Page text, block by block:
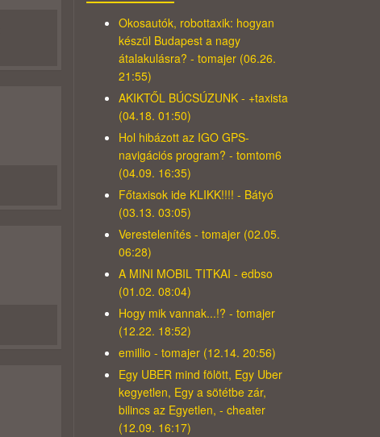
Okosautók, robottaxik: hogyan
készül Budapest a nagy
átalakulásra? - tomajer (06.26.
21:55)
AKIKTŐL BÚCSÚZUNK - +taxista
(04.18. 01:50)
Hol hibázott az IGO GPS-
navigációs program? - tomtom6
(04.09. 16:35)
Főtaxisok ide KLIKK!!!! - Bátyó
(03.13. 03:05)
Verestelenítés - tomajer (02.05.
06:28)
A MINI MOBIL TITKAI - edbso
(01.02. 08:04)
Hogy mik vannak...!? - tomajer
(12.22. 18:52)
emillio - tomajer (12.14. 20:56)
Egy UBER mind fölött, Egy Uber
kegyetlen, Egy a sötétbe zár,
bilincs az Egyetlen, - cheater
(12.09. 16:17)